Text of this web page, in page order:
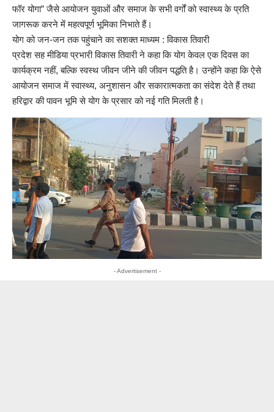
फॉर योगा” जैसे आयोजन युवाओं और समाज के सभी वर्गों को स्वास्थ्य के प्रति
जागरूक करने में महत्वपूर्ण भूमिका निभाते हैं।
योग को जन-जन तक पहुंचाने का सशक्त माध्यम : विकास तिवारी
प्रदेश सह मीडिया प्रभारी विकास तिवारी ने कहा कि योग केवल एक दिवस का
कार्यक्रम नहीं, बल्कि स्वस्थ जीवन जीने की जीवन पद्धति है। उन्होंने कहा कि ऐसे
आयोजन समाज में स्वास्थ्य, अनुशासन और सकारात्मकता का संदेश देते हैं तथा
हरिद्वार की पावन भूमि से योग के प्रसार को नई गति मिलती है।
- Advertisement -